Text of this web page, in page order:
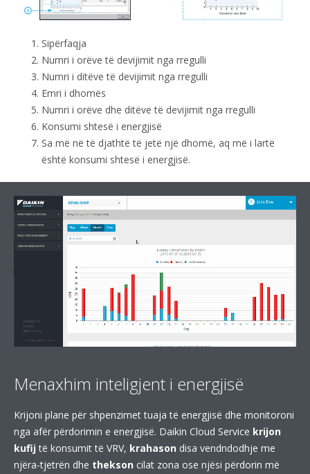
Sipërfaqja
Numri i orëve të devijimit nga rregulli
Numri i ditëve të devijimit nga rregulli
Emri i dhomës
Numri i orëve dhe ditëve të devijimit nga rregulli
Konsumi shtesë i energjisë
Sa më në të djathtë të jetë një dhomë, aq më i lartë
është konsumi shtesë i energjisë.
Menaxhim inteligjent i energjisë
Krijoni plane për shpenzimet tuaja të energjisë dhe monitoroni
nga afër përdorimin e energjisë. Daikin Cloud Service krijon
kufij të konsumit të VRV, krahason disa vendndodhje me
njëra-tjetrën dhe thekson cilat zona ose njësi përdorin më